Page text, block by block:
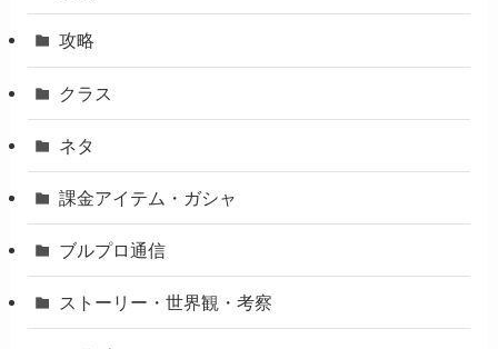
攻略
クラス
ネタ
課金アイテム・ガシャ
ブルプロ通信
ストーリー・世界観・考察